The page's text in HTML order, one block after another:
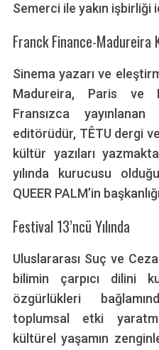
Semerci ile yakın işbirliği
Franck Finance-Madureira
Sinema yazarı ve
Madureira, Paris ve
Fransızca yayınlanan
editörüdür, TÊTU dergi
kültür yazıları
yılında kurucusu
QUEER PALM’in
Festival 13’ncü Yılında
Uluslararası Suç ve
bilimin çarpıcı dilini
özgürlükleri
toplumsal etki
kültürel yaşamın